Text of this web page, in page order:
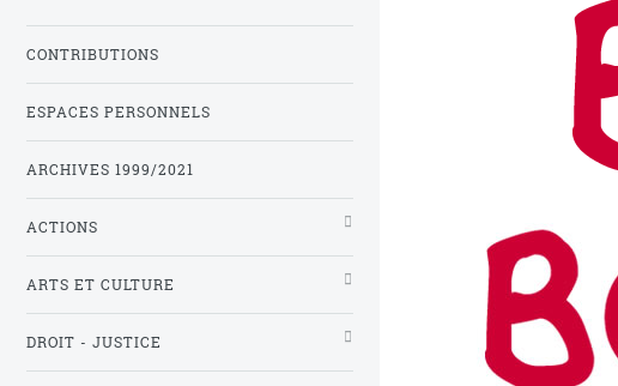
CONTRIBUTIONS
ESPACES PERSONNELS
ARCHIVES 1999/2021
ACTIONS
ARTS ET CULTURE
DROIT - JUSTICE